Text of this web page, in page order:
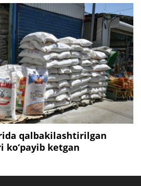
qalbakilashtirilgan
ko‘payib ketgan